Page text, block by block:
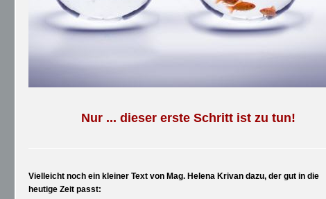
Nur ... dieser erste Schritt ist zu tun!
Vielleicht noch ein kleiner Text von Mag. Helena Krivan dazu, der gut in die
heutige Zeit passt: